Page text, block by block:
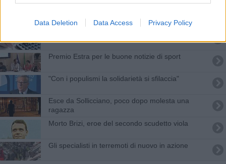
Data Deletion Data Access Privacy Policy
Premio Estra per le buone notizie di sport
"Con i populismi la solidarietà si sfilaccia"
Esce da Sollicciano, poco dopo molesta una
ragazza
Morto Brizi, eroe del secondo scudetto viola
Gli specialisti in terremoti di nuovo in azione